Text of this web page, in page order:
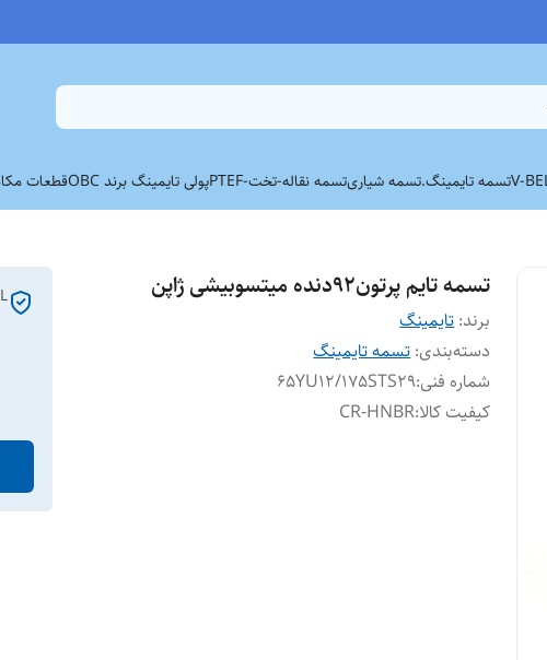
تسمه تایمینگ.تسمه شیاریتسمه نقاله-تخت-PTEF پولی تایمینگ برند OBC قطعات
تسمه تایم پرتون92دنده میتسوبیشی ژاپن
برند:تایمینگ
دسته‌بندی:تسمه تایمینگ
شماره فنی:
65YU12/175STS29
کیفیت کالا:
CR-HNBR